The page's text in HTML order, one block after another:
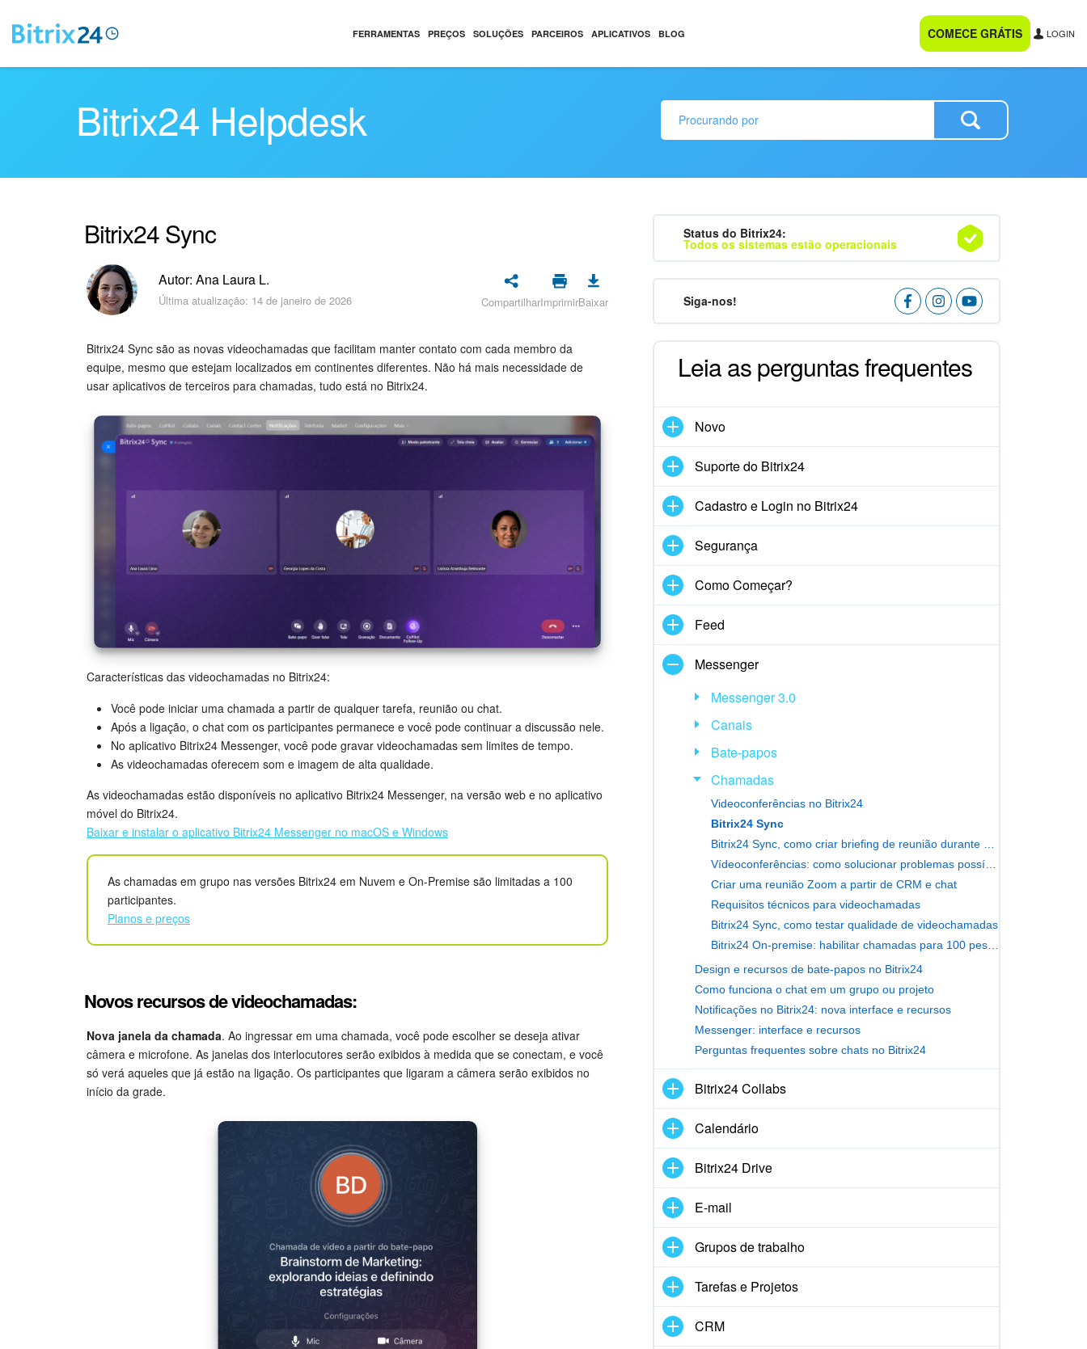
FERRAMENTAS PREÇOS SOLUÇÕES PARCEIROS APLICATIVOS BLOG COMECE GRÁTIS LOGIN
Bitrix24 Helpdesk
Bitrix24 Sync
Autor: Ana Laura L.
Última atualização: 14 de janeiro de 2026 CompartilharImprimirBaixar
Bitrix24 Sync são as novas videochamadas que facilitam manter contato com cada membro da
equipe, mesmo que estejam localizados em continentes diferentes. Não há mais necessidade de
usar aplicativos de terceiros para chamadas, tudo está no Bitrix24.
Características das videochamadas no Bitrix24:
Você pode iniciar uma chamada a partir de qualquer tarefa, reunião ou chat.
Após a ligação, o chat com os participantes permanece e você pode continuar a discussão nele.
No aplicativo Bitrix24 Messenger, você pode gravar videochamadas sem limites de tempo.
As videochamadas oferecem som e imagem de alta qualidade.
As videochamadas estão disponíveis no aplicativo Bitrix24 Messenger, na versão web e no aplicativo
móvel do Bitrix24.
Baixar e instalar o aplicativo Bitrix24 Messenger no macOS e Windows
As chamadas em grupo nas versões Bitrix24 em Nuvem e On-Premise são limitadas a 100
participantes.
Planos e preços
Novos recursos de videochamadas:
Nova janela da chamada. Ao ingressar em uma chamada, você pode escolher se deseja ativar
câmera e microfone. As janelas dos interlocutores serão exibidos à medida que se conectam, e você
só verá aqueles que já estão na ligação. Os participantes que ligaram a câmera serão exibidos no
início da grade.
Status do Bitrix24:
Todos os sistemas estão operacionais
Siga-nos!
Leia as perguntas frequentes
Novo
Suporte do Bitrix24
Cadastro e Login no Bitrix24
Segurança
Como Começar?
Feed
Messenger
Messenger 3.0
Canais
Bate-papos
Chamadas
Videoconferências no Bitrix24
Bitrix24 Sync
Criar uma reunião Zoom a partir de CRM e chat
Requisitos técnicos para videochamadas
Bitrix24 Sync, como testar qualidade de videochamadas
Design e recursos de bate-papos no Bitrix24
Como funciona o chat em um grupo ou projeto
Notificações no Bitrix24: nova interface e recursos
Messenger: interface e recursos
Perguntas frequentes sobre chats no Bitrix24
Bitrix24 Collabs
Calendário
Bitrix24 Drive
E-mail
Grupos de trabalho
Tarefas e Projetos
CRM